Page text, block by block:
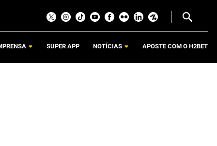
SUPER APP NOTÍCIAS APOSTE COM O H2BET